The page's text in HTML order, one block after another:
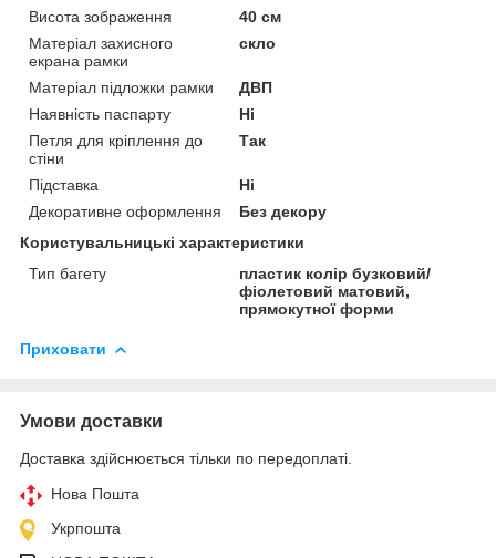
Висота зображення
40 см
Матеріал захисного
екрана рамки
скло
Матеріал підложки рамки
ДВП
Наявність паспарту
Ні
Петля для кріплення до
стіни
Так
Підставка
Ні
Декоративне оформлення
Без декору
Користувальницькі характеристики
Тип багету
пластик колір бузковий/
фіолетовий матовий,
прямокутної форми
Приховати
Умови доставки
Доставка здійснюється тільки по передоплаті.
Нова Пошта
Укрпошта